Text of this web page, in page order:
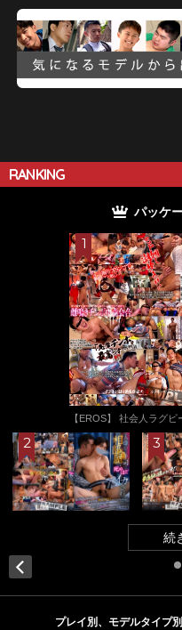
RANKING
パッケ
【EROS】 社会人ラグビ
続
プレイ別、モデルタイプ